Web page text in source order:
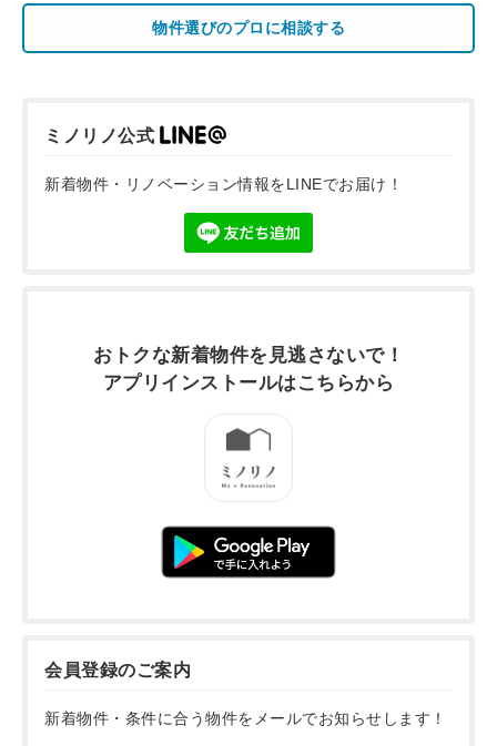
物件選びのプロに相談する
ミノリノ公式
新着物件・リノベーション情報をLINEでお届け！
おトクな新着物件を 見逃さないで！
アプリインストールはこちらから
会員登録のご案内
新着物件・条件に合う物件をメールでお知らせします！